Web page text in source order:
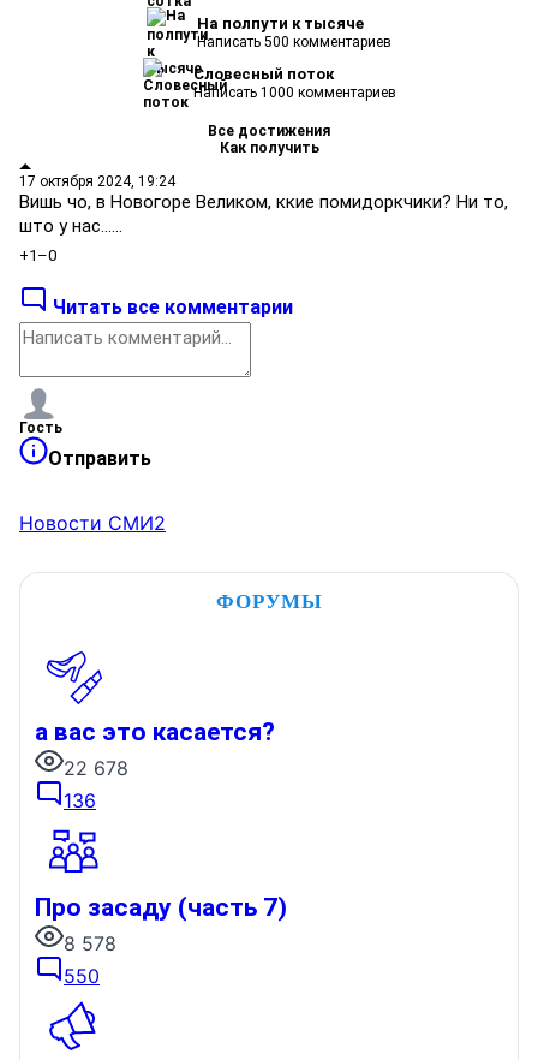
На полпути к тысяче
Написать 500 комментариев
Словесный поток
Написать 1000 комментариев
Все достижения
Как получить
17 октября 2024, 19:24
Вишь чо, в Новогоре Великом, ккие помидоркчики? Ни то,
што у нас......
+1 –0
Читать все комментарии
Гость
Отправить
Новости СМИ2
ФОРУМЫ
а вас это касается?
22 678
136
Про засаду (часть 7)
8 578
550